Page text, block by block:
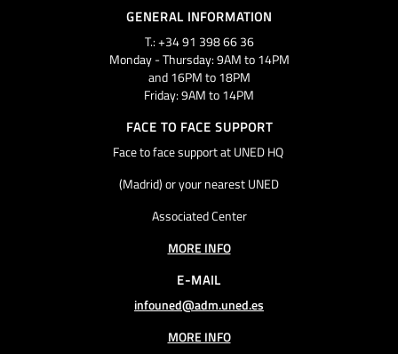
GENERAL INFORMATION
T.: +34 91 398 66 36
Monday - Thursday: 9AM to 14PM
and 16PM to 18PM
Friday: 9AM to 14PM
FACE TO FACE SUPPORT
Face to face support at UNED HQ
(Madrid) or your nearest UNED
Associated Center
MORE INFO
E-MAIL
infouned@adm.uned.es
MORE INFO